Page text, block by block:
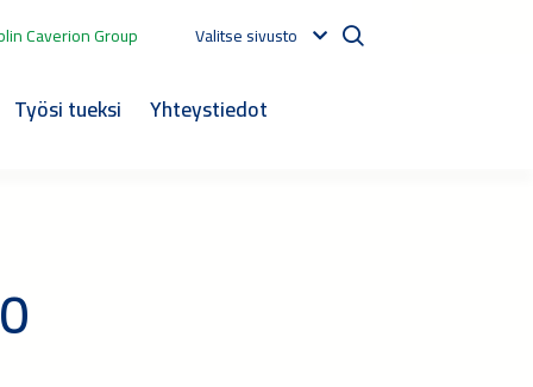
Caverion Group Valitse sivusto
Työsi tueksi Yhteystiedot